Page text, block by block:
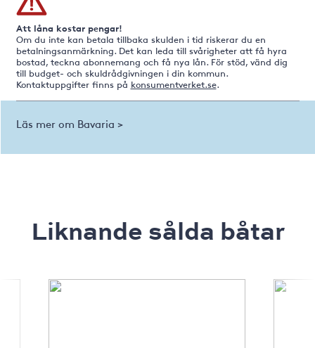
Att låna kostar pengar!
Om du inte kan betala tillbaka skulden i tid riskerar du en
betalningsanmärkning. Det kan leda till svårigheter att få hyra
bostad, teckna abonnemang och få nya lån. För stöd, vänd dig
till budget- och skuldrådgivningen i din kommun.
Kontaktuppgifter finns på konsumentverket.se.
Läs mer om Bavaria >
Liknande sålda båtar